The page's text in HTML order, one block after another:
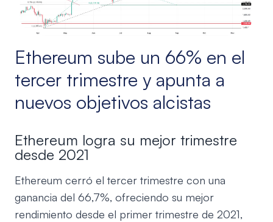
Ethereum sube un 66% en el
tercer trimestre y apunta a
nuevos objetivos alcistas
Ethereum logra su mejor trimestre
desde 2021
Ethereum cerró el tercer trimestre con una
ganancia del 66,7%, ofreciendo su mejor
rendimiento desde el primer trimestre de 2021,